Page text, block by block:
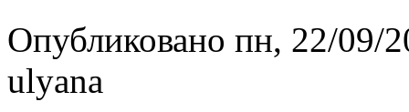
Опубликовано пн, 22/09/
ulyana